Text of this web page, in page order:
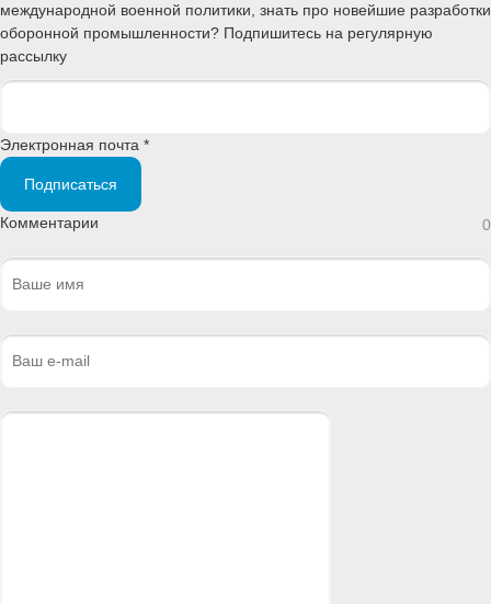
международной военной политики, знать про новейшие разработки
оборонной промышленности? Подпишитесь на регулярную
рассылку
Электронная почта *
Подписаться
Комментарии 0